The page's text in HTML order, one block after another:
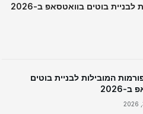
המובילות לבניית בוטים
2026